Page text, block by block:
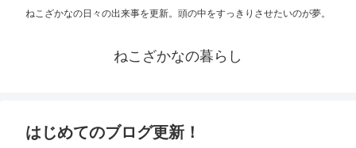
ねこざかなの日々の出来事を更新。頭の中をすっきりさせたいのが夢。
ねこざかなの暮らし
はじめてのブログ更新！